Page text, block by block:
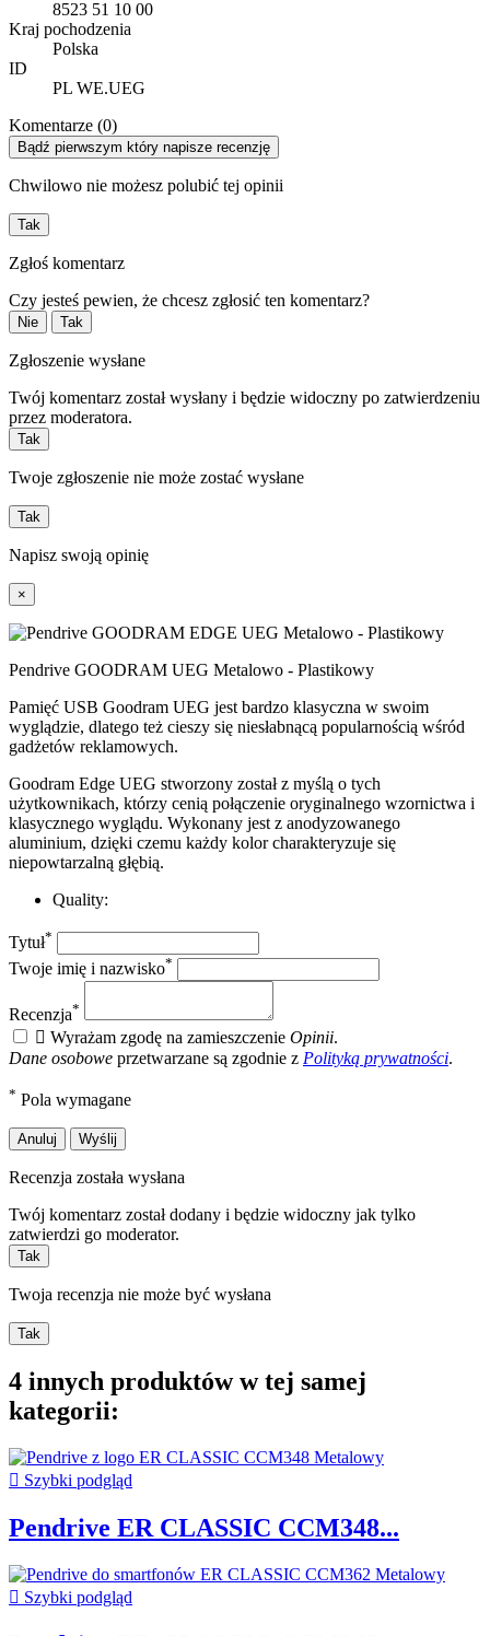
8523 51 10 00
Kraj pochodzenia
Polska
ID
PL WE.UEG
Komentarze (0)
Bądź pierwszym który napisze recenzję
Chwilowo nie możesz polubić tej opinii
Tak
Zgłoś komentarz
Czy jesteś pewien, że chcesz zgłosić ten komentarz?
Nie Tak
Zgłoszenie wysłane
Twój komentarz został wysłany i będzie widoczny po zatwierdzeniu
przez moderatora.
Tak
Twoje zgłoszenie nie może zostać wysłane
Tak
Napisz swoją opinię
×
Pendrive GOODRAM UEG Metalowo - Plastikowy
Pamięć USB Goodram UEG jest bardzo klasyczna w swoim
wyglądzie, dlatego też cieszy się niesłabnącą popularnością wśród
gadżetów reklamowych.
Goodram Edge UEG stworzony został z myślą o tych
użytkownikach, którzy cenią połączenie oryginalnego wzornictwa i
klasycznego wyglądu. Wykonany jest z anodyzowanego
aluminium, dzięki czemu każdy kolor charakteryzuje się
niepowtarzalną głębią.
Quality:
Tytuł*
Twoje imię i nazwisko*
Recenzja*
 Wyrażam zgodę na zamieszczenie Opinii.
Dane osobowe przetwarzane są zgodnie z Polityką prywatności.
* Pola wymagane
Anuluj Wyślij
Recenzja została wysłana
Twój komentarz został dodany i będzie widoczny jak tylko
zatwierdzi go moderator.
Tak
Twoja recenzja nie może być wysłana
Tak
4 innych produktów w tej samej
kategorii:
 Szybki podgląd
Pendrive ER CLASSIC CCM348...
 Szybki podgląd